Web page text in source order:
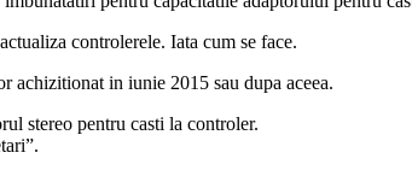
controlerele. Iata cum se face.
achizitionat in iunie 2015 sau dupa aceea.
stereo pentru casti la controler.